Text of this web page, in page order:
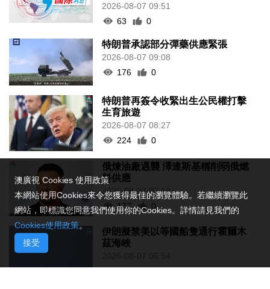
2026-08-07 09:51
63
0
特朗普承認部分彈藥供應緊張
2026-08-07 09:08
176
0
特朗普再簽令收緊出生公民權打擊
生育旅遊
2026-08-07 08:27
224
0
俄煉油廠遇襲 澤連斯基稱削弱俄燃
料供應
2026-08-07 07:18
177
0
伊朗擬禁美以等國船隻通行霍爾木
茲海峽
澳廣視 Cookies 使用政策
本網站使用Cookies來令您獲得最佳的瀏覽體驗。若繼續瀏覽此
網站，即標識您同意我們使用你的Cookies。詳情請見我們的
Cookies使用政策。
接受